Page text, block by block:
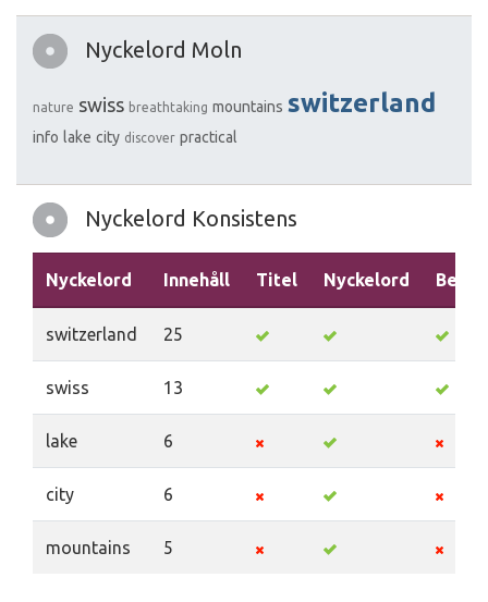
Nyckelord Moln
nature swiss breathtaking mountains switzerland
info lake city discover practical
Nyckelord Konsistens
Nyckelord Innehåll Titel Nyckelord
switzerland 25
swiss 13
lake 6
city 6
mountains 5